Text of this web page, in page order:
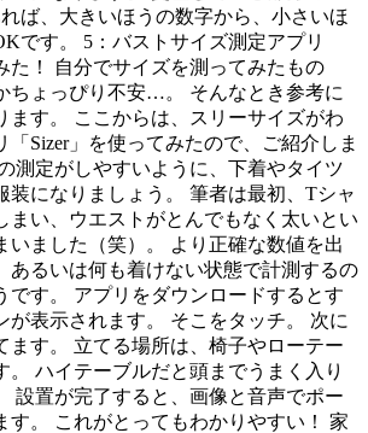
ば、大きいほうの数字から、小さいほ
です。 5：バストサイズ測定アプリ
た！ 自分でサイズを測ってみたもの
ちょっぴり不安…。 そんなとき参考に
ます。 ここからは、スリーサイズがわ
「Sizer」を使ってみたので、ご紹介しま
測定がしやすいように、下着やタイツ
装になりましょう。 筆者は最初、Tシャ
まい、ウエストがとんでもなく太いとい
いました（笑）。 より正確な数値を出
あるいは何も着けない状態で計測するの
です。 アプリをダウンロードするとす
が表示されます。 そこをタッチ。 次に
ます。 立てる場所は、椅子やローテー
。 ハイテーブルだと頭までうまく入り
設置が完了すると、画像と音声でポー
す。 これがとってもわかりやすい！ 家